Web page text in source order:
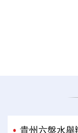
貴州六盤水舉